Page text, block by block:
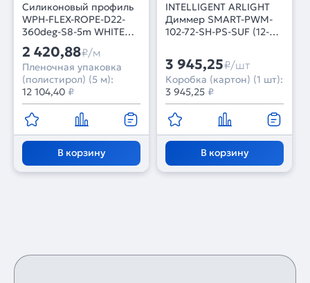
Силиконовый профиль
WPH-FLEX-ROPE-D22-
360deg-S8-5m WHITE
(Arlight, Силикон)
2 420,88₽/м
Пленочная упаковка
(полистирол) (5 м):
12 104,40 ₽
В корзину
INTELLIGENT ARLIGHT
Диммер SMART-PWM-
102-72-SH-PS-SUF (12-
Контроллер)
3 945,25₽/шт
Коробка (картон) (1 шт):
3 945,25 ₽
В корзину